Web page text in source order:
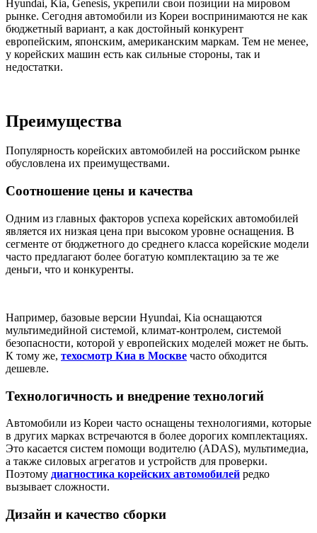
Hyundai, Kia, Genesis, укрепили свои позиции на мировом
рынке. Сегодня автомобили из Кореи воспринимаются не как
бюджетный вариант, а как достойный конкурент
европейским, японским, американским маркам. Тем не менее,
у корейских машин есть как сильные стороны, так и
недостатки.
Преимущества
Популярность корейских автомобилей на российском рынке
обусловлена их преимуществами.
Соотношение цены и качества
Одним из главных факторов успеха корейских автомобилей
является их низкая цена при высоком уровне оснащения. В
сегменте от бюджетного до среднего класса корейские модели
часто предлагают более богатую комплектацию за те же
деньги, что и конкуренты.
Например, базовые версии Hyundai, Kia оснащаются
мультимедийной системой, климат-контролем, системой
безопасности, которой у европейских моделей может не быть.
К тому же, техосмотр Киа в Москве часто обходится
дешевле.
Технологичность и внедрение технологий
Автомобили из Кореи часто оснащены технологиями, которые
в других марках встречаются в более дорогих комплектациях.
Это касается систем помощи водителю (ADAS), мультимедиа,
а также силовых агрегатов и устройств для проверки.
Поэтому диагностика корейских автомобилей редко
вызывает сложности.
Дизайн и качество сборки